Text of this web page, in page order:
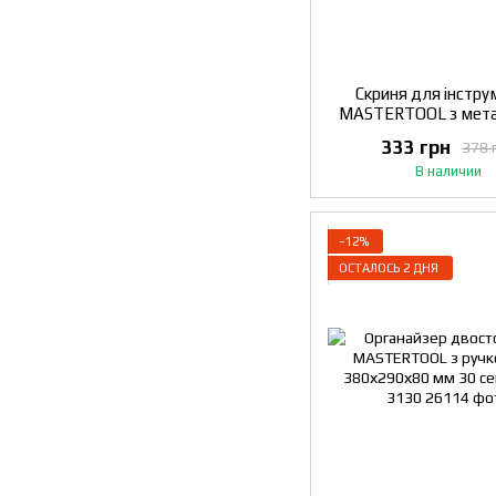
Скриня для
MASTERTOOL з
330х175х145 мм
378
333 грн
В наличии
−12%
ОСТАЛОСЬ 2 ДНЯ